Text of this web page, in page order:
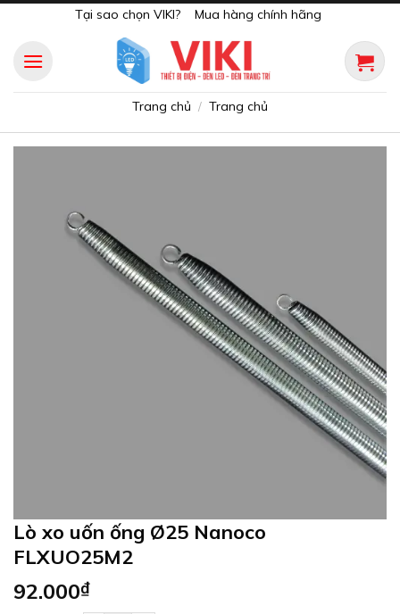
content
Tại sao chọn VIKI? Mua hàng chính hãng
Trang chủ / Trang chủ
Lò xo uốn ống Ø25 Nanoco
FLXUO25M2
92.000₫